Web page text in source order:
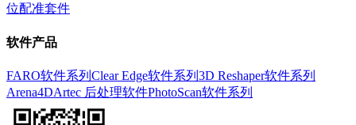
位配准套件
软件产品
FARO软件系列 Clear Edge软件系列 3D Reshaper软件系列
Arena4DArtec 后处理软件PhotoScan软件系列